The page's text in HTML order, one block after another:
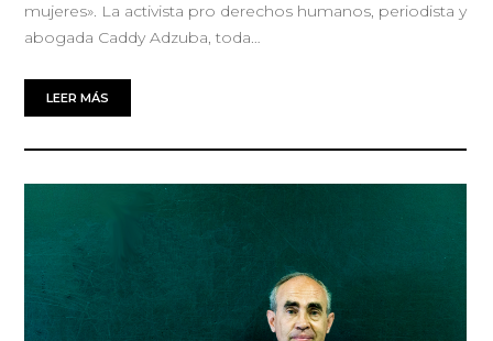
mujeres». La activista pro derechos humanos, periodista y
abogada Caddy Adzuba, toda…
LEER MÁS